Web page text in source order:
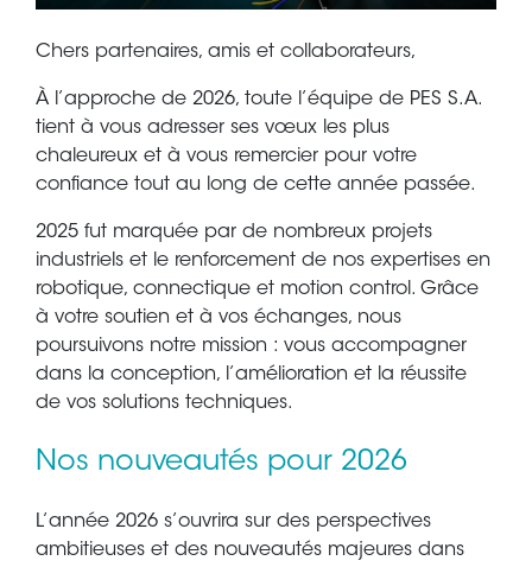
Chers partenaires, amis et collaborateurs,
À l’approche de 2026, toute l’équipe de PES S.A.
tient à vous adresser ses vœux les plus
chaleureux et à vous remercier pour votre
confiance tout au long de cette année passée.
2025 fut marquée par de nombreux projets
industriels et le renforcement de nos expertises en
robotique, connectique et motion control. Grâce
à votre soutien et à vos échanges, nous
poursuivons notre mission : vous accompagner
dans la conception, l’amélioration et la réussite
de vos solutions techniques.
Nos nouveautés pour 2026
L’année 2026 s’ouvrira sur des perspectives
ambitieuses et des nouveautés majeures dans